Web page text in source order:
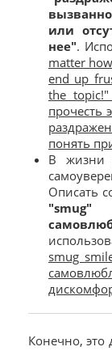
или
нее".
matter
end up
the
прочесть
понять
В жизни
Описать
smug
Конечно, это